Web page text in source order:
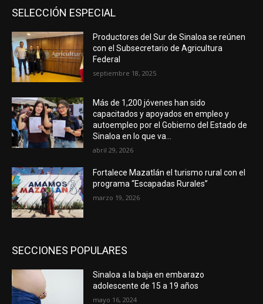
SELECCIÓN ESPECIAL
Productores del Sur de Sinaloa se reúnen
con el Subsecretario de Agricultura
Federal
septiembre 18, 2025
Más de 1,200 jóvenes han sido
capacitados y apoyados en empleo y
autoempleo por el Gobierno del Estado de
Sinaloa en lo que va...
abril 29, 2026
Fortalece Mazatlán el turismo rural con el
programa “Escapadas Rurales”
marzo 19, 2026
SECCIONES POPULARES
Sinaloa a la baja en embarazo
adolescente de 15 a 19 años
mayo 16, 2024